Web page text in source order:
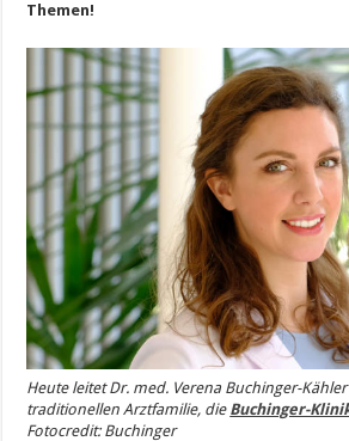
Themen!
Heute leitet Dr. med. Verena Buchinger-
traditionellen Arztfamilie, die Buchinger-
Fotocredit: Buchinger